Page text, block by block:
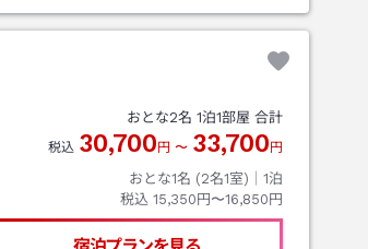
おとな2名 1泊1部屋 合計
税込 30,700 円 〜 33,700 円
おとな1名 (2名1室)｜ 1泊
税込 15,350円〜16,850円